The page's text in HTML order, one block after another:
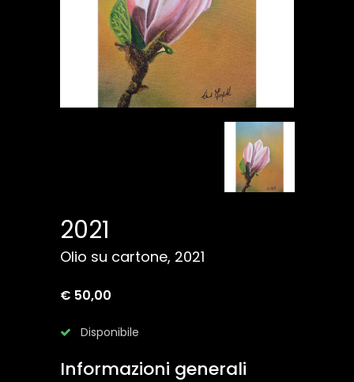
2021
Olio su cartone, 2021
€ 50,00
Disponibile
Informazioni generali